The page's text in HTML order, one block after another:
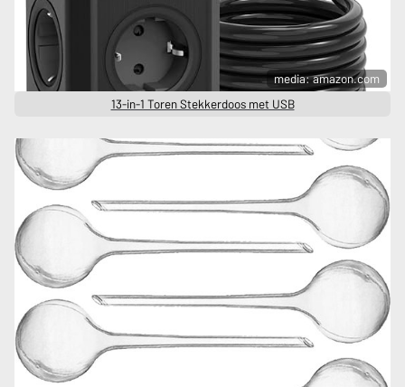
media: amazon.com
13-in-1 Toren Stekkerdoos met USB